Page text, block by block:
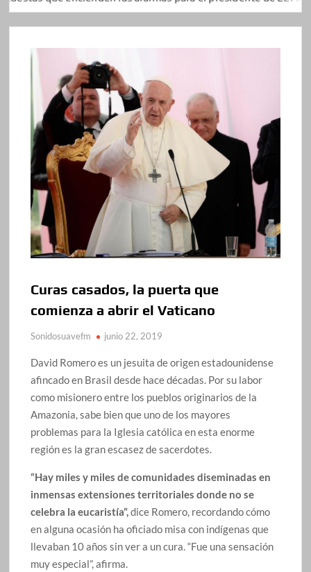
Curas casados, la puerta que
comienza a abrir el Vaticano
Sonidosuavefm junio 22, 2019
David Romero es un jesuita de origen estadounidense
afincado en Brasil desde hace décadas. Por su labor
como misionero entre los pueblos originarios de la
Amazonia, sabe bien que uno de los mayores
problemas para la Iglesia católica en esta enorme
región es la gran escasez de sacerdotes.
“Hay miles y miles de comunidades diseminadas en
inmensas extensiones territoriales donde no se
celebra la eucaristía”,dice Romero, recordando cómo
en alguna ocasión ha oficiado misa con indígenas que
llevaban 10 años sin ver a un cura. “Fue una sensación
muy especial”, afirma.